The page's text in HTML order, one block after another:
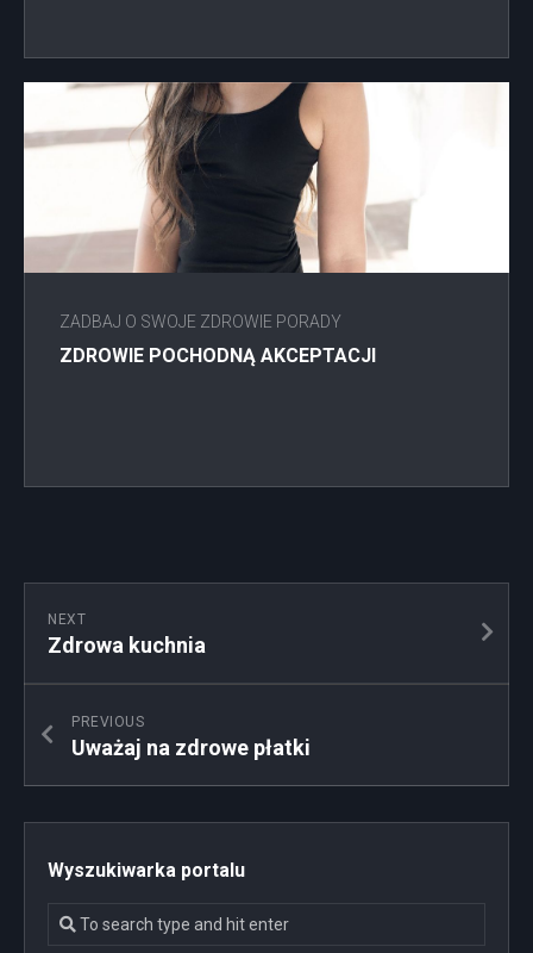
ZADBAJ O SWOJE ZDROWIE PORADY
ZDROWIE POCHODNĄ AKCEPTACJI
NEXT
Zdrowa kuchnia
PREVIOUS
Uważaj na zdrowe płatki
Wyszukiwarka portalu